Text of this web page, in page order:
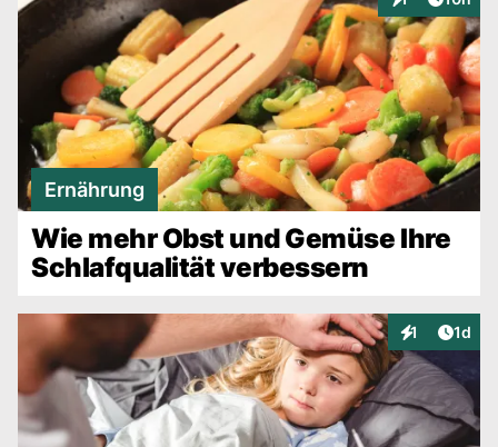
Interaktionen
Ernährung
Wie mehr Obst und Gemüse Ihre
Schlafqualität verbessern
1
Interaktionen
1d